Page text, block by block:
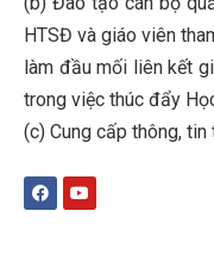
HTSĐ và giáo viên
làm đầu mối liên kết
trong việc thúc đẩy
(c) Cung cấp thông,